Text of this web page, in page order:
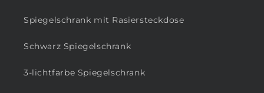
Spiegelschrank mit Rasiersteckdose
Schwarz Spiegelschrank
3-lichtfarbe Spiegelschrank